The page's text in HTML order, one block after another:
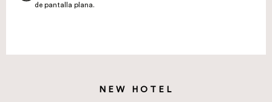
de pantalla plana.
NEW HOTEL